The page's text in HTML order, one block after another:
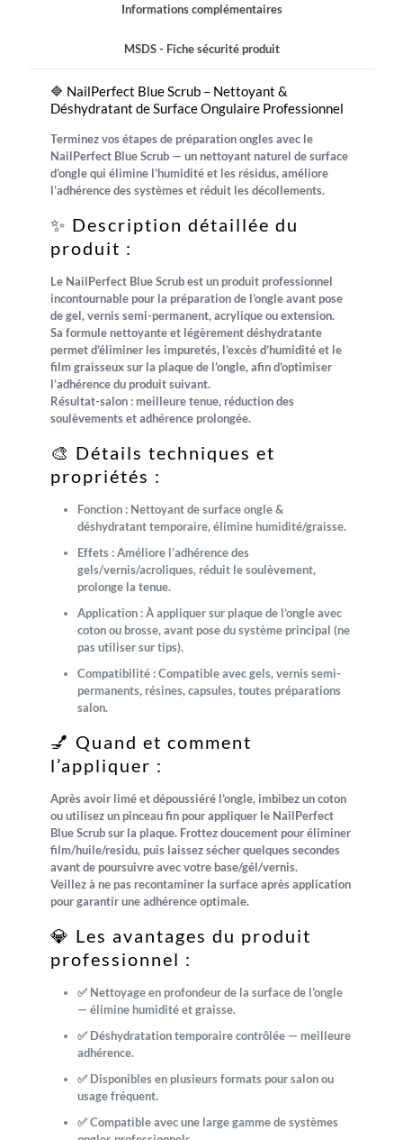
Informations complémentaires
MSDS - Fiche sécurité produit
🔷 NailPerfect Blue Scrub – Nettoyant &
Déshydratant de Surface Ongulaire Professionnel
Terminez vos étapes de préparation ongles avec le
NailPerfect Blue Scrub — un nettoyant naturel de surface
d’ongle qui élimine l’humidité et les résidus, améliore
l’adhérence des systèmes et réduit les décollements.
✨ Description détaillée du
produit :
Le NailPerfect Blue Scrubest un produit professionnel
incontournable pour la préparation de l’ongle avant pose
de gel, vernis semi-permanent, acrylique ou extension.
Sa formule nettoyante et légèrement déshydratante
permet d’éliminer les impuretés, l’excès d’humidité et le
film graisseux sur la plaque de l’ongle, afin d’optimiser
l’adhérence du produit suivant.
Résultat-salon : meilleure tenue, réduction des
soulèvements et adhérence prolongée.
🎨 Détails techniques et
propriétés :
Fonction : Nettoyant de surface ongle &
déshydratant temporaire, élimine humidité/graisse.
Effets :Améliore l’adhérence des
gels/vernis/acroliques, réduit le soulèvement,
prolonge la tenue.
Application :À appliquer sur plaque de l’ongle avec
coton ou brosse, avant pose du système principal (ne
pas utiliser sur tips).
Compatibilité :Compatible avec gels, vernis semi-
permanents, résines, capsules, toutes préparations
salon.
💅 Quand et comment
l’appliquer :
Après avoir limé et dépoussiéré l’ongle, imbibez un coton
ou utilisez un pinceau fin pour appliquer le NailPerfect
Blue Scrubsur la plaque. Frottez doucement pour éliminer
film/huile/residu, puis laissez sécher quelques secondes
avant de poursuivre avec votre base/gél/vernis.
Veillez à ne pas recontaminer la surface après application
pour garantir une adhérence optimale.
💎 Les avantages du produit
professionnel :
✅ Nettoyage en profondeur de la surface de l’ongle
— élimine humidité et graisse.
✅ Déshydratation temporaire contrôlée — meilleure
adhérence.
✅ Disponibles en plusieurs formats pour salon ou
usage fréquent.
✅ Compatible avec une large gamme de systèmes